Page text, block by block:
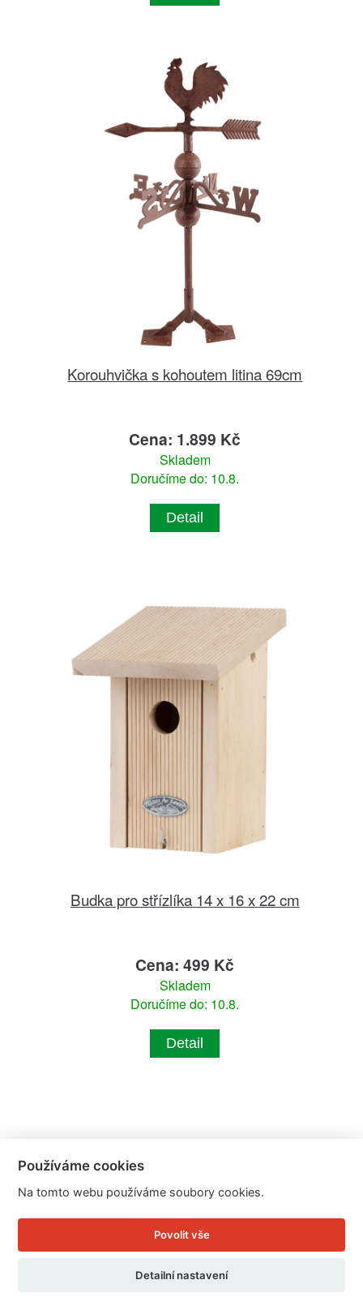
Korouhvička s kohoutem litina 69cm
Cena: 1.899 Kč
Skladem
Doručíme do: 10.8.
Detail
Budka pro střízlíka 14 x 16 x 22 cm
Cena: 499 Kč
Skladem
Doručíme do: 10.8.
Detail
Používáme cookies
Na tomto webu používáme soubory cookies.
Povolit vše
Detailní nastavení